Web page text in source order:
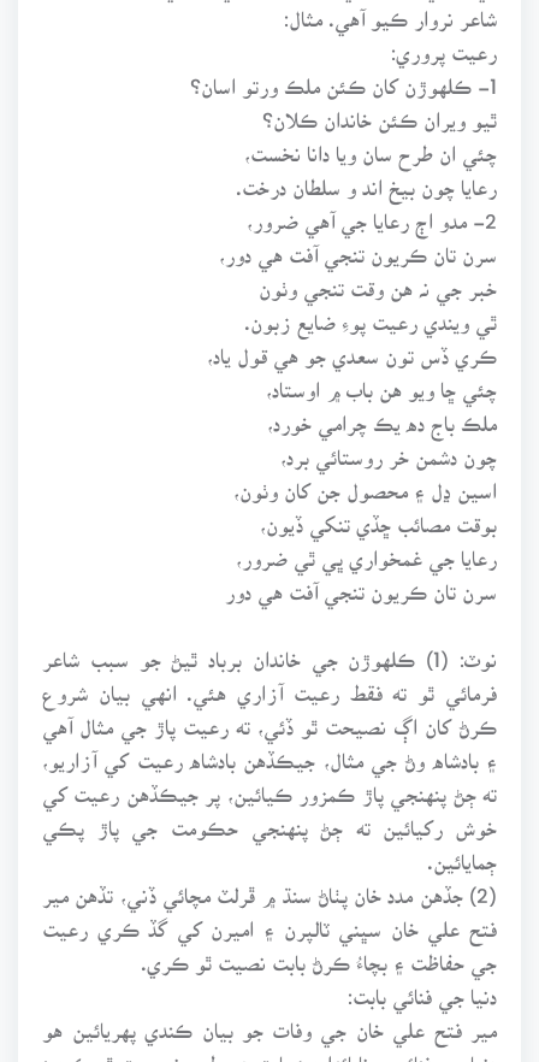
شاعر نروار ڪيو آهي. مثال:
1- ڪلهوڙن کان ڪئن ملڪ ورتو اسان؟
ٿيو ويران ڪئن خاندان ڪلان؟
چئي ان طرح سان ويا دانا نخست،
رعايا چون بيخ اند و سلطان درخت.
سرن تان ڪريون تنجي آفت هي دور،
ٿي ويندي رعيت پوءِ ضايع زبون.
ڪري ڏس تون سعدي جو هي قول ياد،
چئي ڇا ويو هن باب ۾ اوستاد،
ملڪ باج ده يڪ چرامي خورد،
چون دشمن خر روستائي برد،
اسين ڍل ۽ محصول جن کان وٺون،
بوقت مصائب ڇڏي تنکي ڏيون،
رعايا جي غمخواري ڀي ٿي ضرور،
سرن تان ڪريون تنجي آفت هي دور
نوٽ: (1) ڪلهوڙن جي خاندان برباد ٿيڻ جو سبب شاعر
فرمائي ٿو ته فقط رعيت آزاري هئي. انهي بيان شروع
ڪرڻ کان اڳ نصيحت ٿو ڏئي، ته رعيت پاڙ جي مثال آهي
۽ بادشاه وڻ جي مثال، جيڪڏهن بادشاه رعيت کي آزاريو،
ته ڄڻ پنهنجي پاڙ ڪمزور ڪيائين، پر جيڪڏهن رعيت کي
خوش رکيائين ته ڄڻ پنهنجي حڪومت جي پاڙ پڪي
ڄمايائين.
(2) جڏهن مدد خان پٺاڻ سنڌ ۾ ڦرلٽ مچائي ڏني، تڏهن مير
فتح علي خان سڀني ٽالپرن ۽ اميرن کي گڏ ڪري رعيت
جي حفاظت ۽ بچاءُ ڪرڻ بابت نصيت ٿو ڪري.
دنيا جي فنائي بابت:
مير فتح علي خان جي وفات جو بيان ڪندي پهريائين هو
دنيا جي فنائي ۽ ناپائداريءَ بابت هن طرح نصيحت ٿو ڪري: